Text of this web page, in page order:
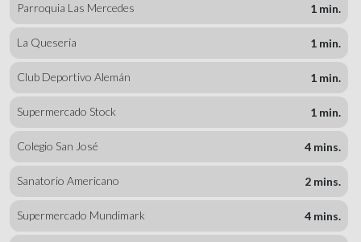
Parroquia Las Mercedes 1 min.
La Quesería 1 min.
Club Deportivo Alemán 1 min.
Supermercado Stock 1 min.
Colegio San José 4 mins.
Sanatorio Americano 2 mins.
Supermercado Mundimark 4 mins.